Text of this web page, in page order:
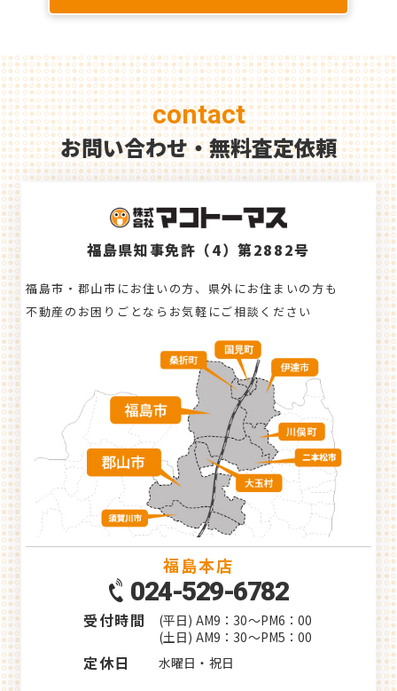
contact
お問い合わせ・無料査定依頼
福島県知事免許（4）第2882号
福島市・郡山市にお住いの方、県外にお住まいの方も
不動産のお困りごとならお気軽にご相談ください
福島本店
024-529-6782
受付時間
(平日) AM9：30～PM6：00
(土日) AM9：30～PM5：00
定休日 水曜日・祝日